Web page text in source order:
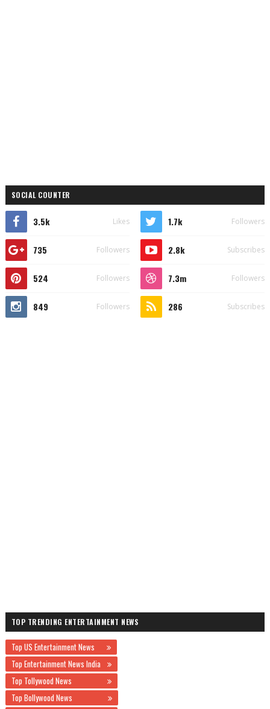
SOCIAL COUNTER
3.5k Likes 1.7k Followers
735 Followers 2.8k Subscribes
524 Followers 7.3m Followers
849 Followers 286 Subscribes
TOP TRENDING ENTERTAINMENT NEWS
Top US Entertainment News
Top Entertainment News India
Top Tollywood News
Top Bollywood News